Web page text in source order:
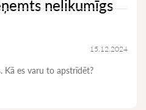
nelikumīgs
15.12.2024
Kā es varu to apstrīdēt?